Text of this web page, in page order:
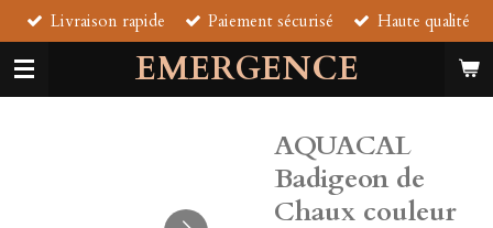
Passer
au
contenu
principal
EMERGENCE
Livraison rapide Paiement sécurisé Haute qualité
AQUACAL
Badigeon de
Chaux couleur